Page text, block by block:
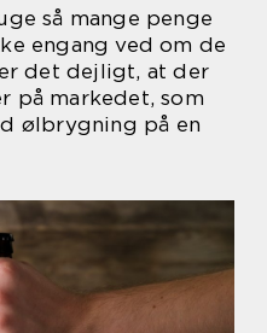
så mange penge
engang ved om de
det dejligt, at der
på markedet, som
ølbrygning på en